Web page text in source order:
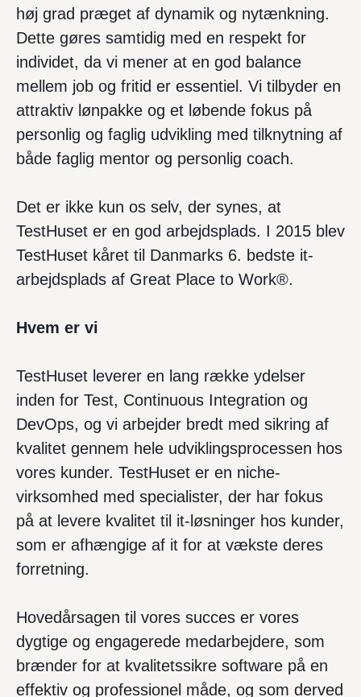
høj grad præget af dynamik og nytænkning.
Dette gøres samtidig med en respekt for
individet, da vi mener at en god balance
mellem job og fritid er essentiel. Vi tilbyder en
attraktiv lønpakke og et løbende fokus på
personlig og faglig udvikling med tilknytning af
både faglig mentor og personlig coach.
Det er ikke kun os selv, der synes, at
TestHuset er en god arbejdsplads. I 2015 blev
TestHuset kåret til Danmarks 6. bedste it-
arbejdsplads af Great Place to Work®.
Hvem er vi
TestHuset leverer en lang række ydelser
inden for Test, Continuous Integration og
DevOps, og vi arbejder bredt med sikring af
kvalitet gennem hele udviklingsprocessen hos
vores kunder. TestHuset er en niche-
virksomhed med specialister, der har fokus
på at levere kvalitet til it-løsninger hos kunder,
som er afhængige af it for at vækste deres
forretning.
Hovedårsagen til vores succes er vores
dygtige og engagerede medarbejdere, som
brænder for at kvalitetssikre software på en
effektiv og professionel måde, og som derved